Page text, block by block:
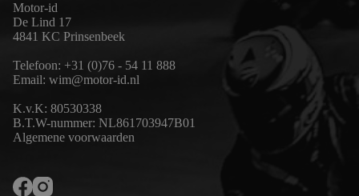
Motor-id
De Lind 17
4841 KC Prinsenbeek
Telefoon: +31 (0)76 - 54 11 888
Email: wim@motor-id.nl
K.v.K: 80530338
B.T.W-nummer: NL861703947B01
Algemene voorwaarden